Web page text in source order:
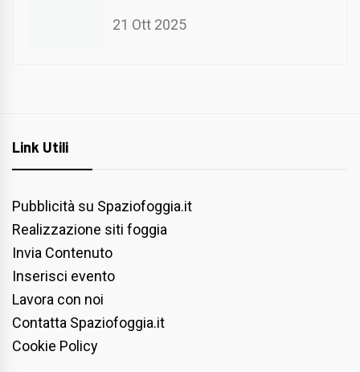
21 Ott 2025
Link Utili
Pubblicità su Spaziofoggia.it
Realizzazione siti foggia
Invia Contenuto
Inserisci evento
Lavora con noi
Contatta Spaziofoggia.it
Cookie Policy